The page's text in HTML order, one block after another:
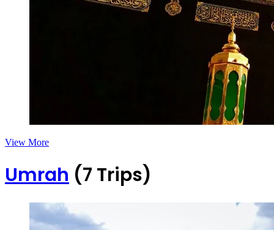
View More
Umrah (7 Trips)